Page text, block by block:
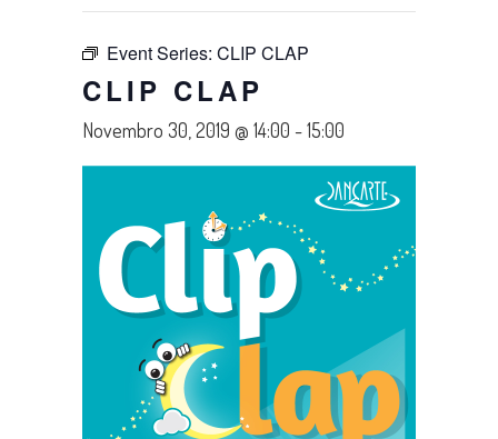
Event Series: CLIP CLAP
CLIP CLAP
Novembro 30, 2019 @ 14:00 -15:00